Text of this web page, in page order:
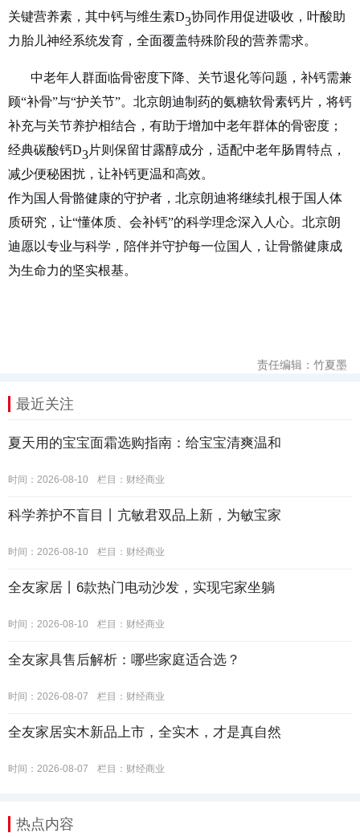
关键营养素，其中钙与维生素D3协同作用促进吸收，叶酸助
力胎儿神经系统发育，全面覆盖特殊阶段的营养需求。
中老年人群面临骨密度下降、关节退化等问题，补钙需兼
顾“补骨”与“护关节”。北京朗迪制药的氨糖软骨素钙片，将钙
补充与关节养护相结合，有助于增加中老年群体的骨密度；
经典碳酸钙D3片则保留甘露醇成分，适配中老年肠胃特点，
减少便秘困扰，让补钙更温和高效。
作为国人骨骼健康的守护者，北京朗迪将继续扎根于国人体
质研究，让“懂体质、会补钙”的科学理念深入人心。北京朗
迪愿以专业与科学，陪伴并守护每一位国人，让骨骼健康成
为生命力的坚实根基。
责任编辑：竹夏墨
最近关注
夏天用的宝宝面霜选购指南：给宝宝清爽温和
时间：2026-08-10 栏目： 财经商业
科学养护不盲目丨亢敏君双品上新，为敏宝家
时间：2026-08-10 栏目： 财经商业
全友家居丨6款热门电动沙发，实现宅家坐躺
时间：2026-08-10 栏目： 财经商业
全友家具售后解析：哪些家庭适合选？
时间：2026-08-07 栏目： 财经商业
全友家居实木新品上市，全实木，才是真自然
时间：2026-08-07 栏目： 财经商业
热点内容